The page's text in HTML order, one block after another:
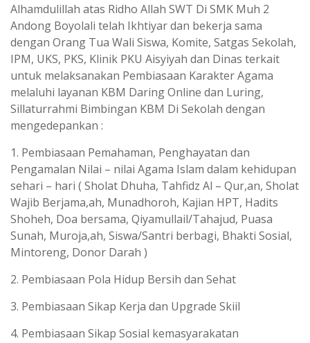
Alhamdulillah atas Ridho Allah SWT Di SMK Muh 2
Andong Boyolali telah Ikhtiyar dan bekerja sama
dengan Orang Tua Wali Siswa, Komite, Satgas Sekolah,
IPM, UKS, PKS, Klinik PKU Aisyiyah dan Dinas terkait
untuk melaksanakan Pembiasaan Karakter Agama
melaluhi layanan KBM Daring Online dan Luring,
Sillaturrahmi Bimbingan KBM Di Sekolah dengan
mengedepankan :
1. Pembiasaan Pemahaman, Penghayatan dan
Pengamalan Nilai – nilai Agama Islam dalam kehidupan
sehari – hari ( Sholat Dhuha, Tahfidz Al – Qur,an, Sholat
Wajib Berjama,ah, Munadhoroh, Kajian HPT, Hadits
Shoheh, Doa bersama, Qiyamullail/Tahajud, Puasa
Sunah, Muroja,ah, Siswa/Santri berbagi, Bhakti Sosial,
Mintoreng, Donor Darah )
2. Pembiasaan Pola Hidup Bersih dan Sehat
3. Pembiasaan Sikap Kerja dan Upgrade Skiil
4. Pembiasaan Sikap Sosial kemasyarakatan